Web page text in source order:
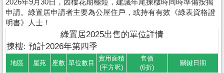
2026年9月30日，因樓花期極短，建議年尾揀樓時同時準備按揭
申請。綠置居申請者主要為公屋住戶，或持有有效《綠表資格證
明書》人士！
綠置居2025出售的單位詳情
揀樓: 預計2026年第四季
地區 屋苑 座數 單位數目
實用面積
(平方呎)
售價
(6折)
關鍵日期